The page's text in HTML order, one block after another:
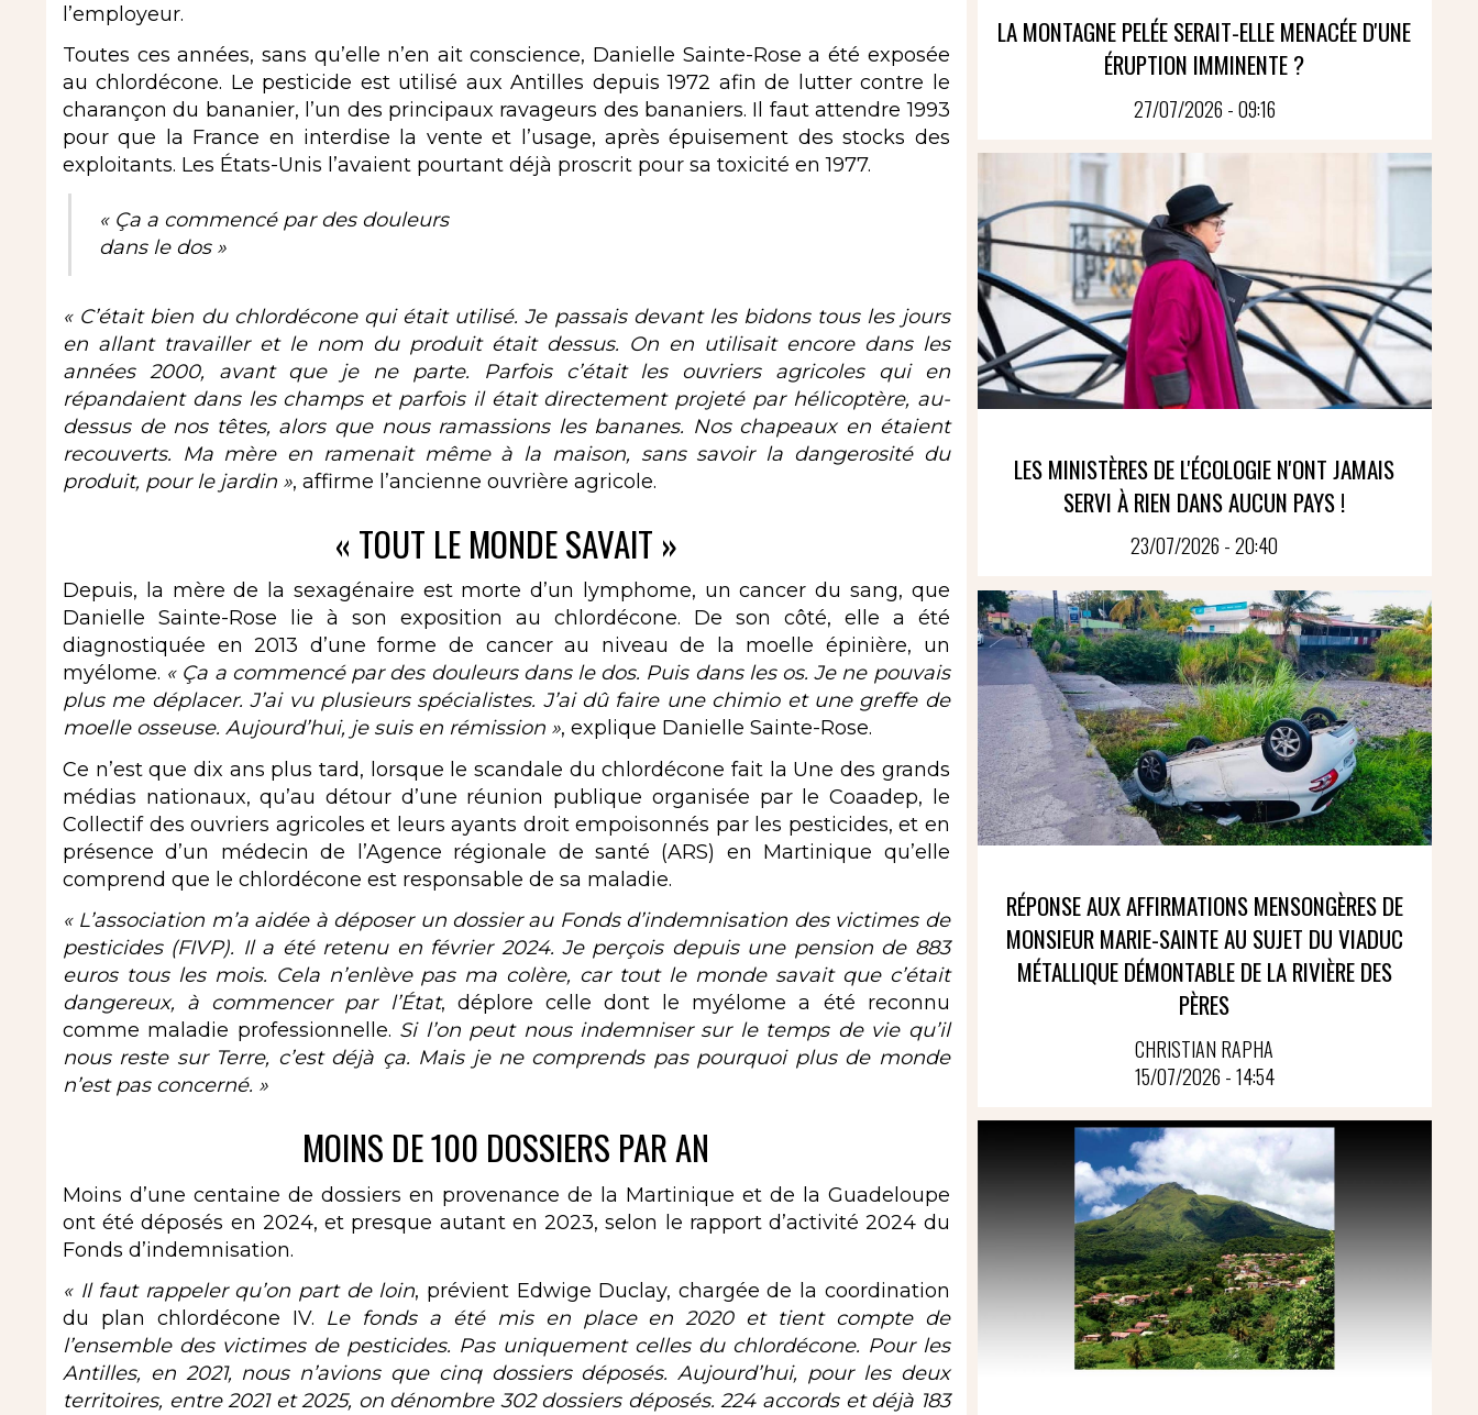
l’employeur.
Toutes ces années, sans qu’elle n’en ait conscience, Danielle Sainte-Rose a été exposée
au chlordécone. Le pesticide est utilisé aux Antilles depuis 1972 afin de lutter contre le
charançon du bananier, l’un des principaux ravageurs des bananiers. Il faut attendre 1993
pour que la France en interdise la vente et l’usage, après épuisement des stocks des
exploitants. Les États-Unis l’avaient pourtant déjà proscrit pour sa toxicité en 1977.
« Ça a commencé par des douleurs
dans le dos »
« C’était bien du chlordécone qui était utilisé. Je passais devant les bidons tous les jours
en allant travailler et le nom du produit était dessus. On en utilisait encore dans les
années 2000, avant que je ne parte. Parfois c’était les ouvriers agricoles qui en
répandaient dans les champs et parfois il était directement projeté par hélicoptère, au-
dessus de nos têtes, alors que nous ramassions les bananes. Nos chapeaux en étaient
recouverts. Ma mère en ramenait même à la maison, sans savoir la dangerosité du
produit, pour le jardin », affirme l’ancienne ouvrière agricole.
« TOUT LE MONDE SAVAIT »
Depuis, la mère de la sexagénaire est morte d’un lymphome, un cancer du sang, que
Danielle Sainte-Rose lie à son exposition au chlordécone. De son côté, elle a été
diagnostiquée en 2013 d’une forme de cancer au niveau de la moelle épinière, un
myélome. « Ça a commencé par des douleurs dans le dos. Puis dans les os. Je ne pouvais
plus me déplacer. J’ai vu plusieurs spécialistes. J’ai dû faire une chimio et une greffe de
moelle osseuse. Aujourd’hui, je suis en rémission », explique Danielle Sainte-Rose.
Ce n’est que dix ans plus tard, lorsque le scandale du chlordécone fait la Une des grands
médias nationaux, qu’au détour d’une réunion publique organisée par le Coaadep, le
Collectif des ouvriers agricoles et leurs ayants droit empoisonnés par les pesticides, et en
présence d’un médecin de l’Agence régionale de santé (ARS) en Martinique qu’elle
comprend que le chlordécone est responsable de sa maladie.
« L’association m’a aidée à déposer un dossier au Fonds d’indemnisation des victimes de
pesticides (FIVP). Il a été retenu en février 2024. Je perçois depuis une pension de 883
euros tous les mois. Cela n’enlève pas ma colère, car tout le monde savait que c’était
dangereux, à commencer par l’État, déplore celle dont le myélome a été reconnu
comme maladie professionnelle. Si l’on peut nous indemniser sur le temps de vie qu’il
nous reste sur Terre, c’est déjà ça. Mais je ne comprends pas pourquoi plus de monde
n’est pas concerné. »
MOINS DE 100 DOSSIERS PAR AN
Moins d’une centaine de dossiers en provenance de la Martinique et de la Guadeloupe
ont été déposés en 2024, et presque autant en 2023, selon le rapport d’activité 2024 du
Fonds d’indemnisation.
« Il faut rappeler qu’on part de loin, prévient Edwige Duclay, chargée de la coordination
du plan chlordécone IV. Le fonds a été mis en place en 2020 et tient compte de
l’ensemble des victimes de pesticides. Pas uniquement celles du chlordécone. Pour les
Antilles, en 2021, nous n’avions que cinq dossiers déposés. Aujourd’hui, pour les deux
territoires, entre 2021 et 2025, on dénombre 302 dossiers déposés. 224 accords et déjà 183
LA MONTAGNE PELÉE SERAIT-ELLE MENACÉE D'UNE
ÉRUPTION IMMINENTE ?
27/07/2026 - 09:16
LES MINISTÈRES DE L'ÉCOLOGIE N'ONT JAMAIS
SERVI À RIEN DANS AUCUN PAYS !
23/07/2026 - 20:40
RÉPONSE AUX AFFIRMATIONS MENSONGÈRES DE
MONSIEUR MARIE-SAINTE AU SUJET DU VIADUC
MÉTALLIQUE DÉMONTABLE DE LA RIVIÈRE DES
PÈRES
CHRISTIAN RAPHA
15/07/2026 - 14:54